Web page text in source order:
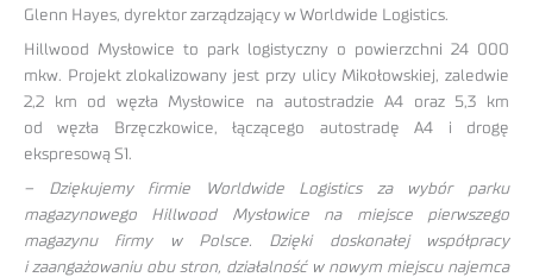
Glenn Hayes, dyrektor zarządzający w Worldwide Logistics.
Hillwood Mysłowice to park logistyczny o powierzchni 24 000
mkw. Projekt zlokalizowany jest przy ulicy Mikołowskiej, zaledwie
2,2 km od węzła Mysłowice na autostradzie A4 oraz 5,3 km
od węzła Brzęczkowice, łączącego autostradę A4 i drogę
ekspresową S1.
– Dziękujemy firmie Worldwide Logistics za wybór parku
magazynowego Hillwood Mysłowice na miejsce pierwszego
magazynu firmy w Polsce. Dzięki doskonałej współpracy
i zaangażowaniu obu stron, działalność w nowym miejscu najemca